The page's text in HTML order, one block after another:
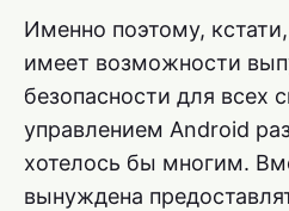
Именно поэтому,
имеет возможности
безопасности для всех
управлением Android
хотелось бы многим.
вынуждена